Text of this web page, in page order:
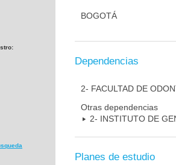
BOGOTÁ
Dependencias
2- FACULTAD DE
Otras dependencias
2- INSTITUTO DE
Planes de estudio